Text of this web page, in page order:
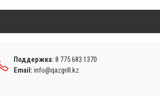
Поддержка: 8 775 683 1370
Email: info@qazgrill.kz